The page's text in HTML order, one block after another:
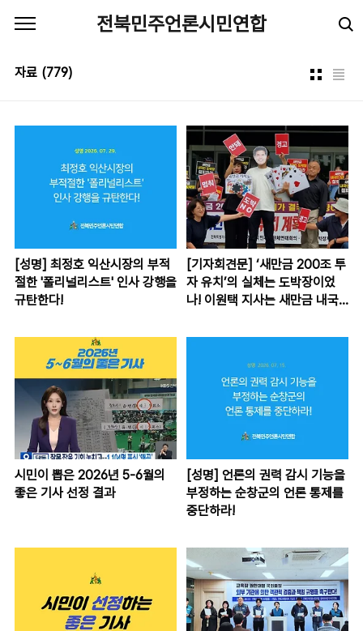
전북민주언론시민연합
자료 (779)
[성명] 최정호 익산시장의 부적
절한 '폴리널리스트' 인사 강행을
규탄한다!
[기자회견문] ‘새만금 200조 투
자 유치’의 실체는 도박장이었
나! 이원택 지사는 새만금 내국
회하라!
시민이 뽑은 2026년 5-6월의
좋은 기사 선정 결과
[성명] 언론의 권력 감시 기능을
부정하는 순창군의 언론 통제를
중단하라!